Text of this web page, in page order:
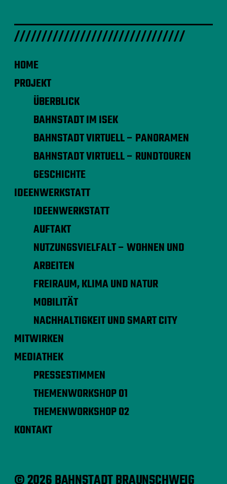
///////////////////////////////
HOME
PROJEKT
ÜBERBLICK
BAHNSTADT IM ISEK
BAHNSTADT VIRTUELL – PANORAMEN
BAHNSTADT VIRTUELL – RUNDTOUREN
GESCHICHTE
IDEENWERKSTATT
IDEENWERKSTATT
AUFTAKT
NUTZUNGSVIELFALT – WOHNEN UND
ARBEITEN
FREIRAUM, KLIMA UND NATUR
MOBILITÄT
NACHHALTIGKEIT UND SMART CITY
MITWIRKEN
MEDIATHEK
PRESSESTIMMEN
THEMENWORKSHOP 01
THEMENWORKSHOP 02
KONTAKT